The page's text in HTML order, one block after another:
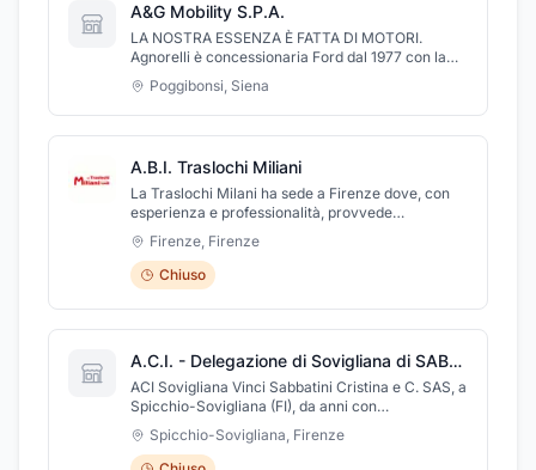
A&G Mobility S.P.A.
LA NOSTRA ESSENZA È FATTA DI MOTORI.
Agnorelli è concessionaria Ford dal 1977 con la
vendita di vetture, veicoli commerciali e reparto
assistenza. E' presente nel territorio con questi
servizi nelle sedi di Poggibonsi, Siena e Grosseto.
La famiglia Agnorelli ha continuato la tradizione
Gabriele che, sotto la A&G Mobility, proseguono il
percorso con Ford. Grazie alla squadra dei suoi
collaboratori, l'azienda ha acquisito nel tempo la
Poggibonsi, Siena
A.B.I. Traslochi Miliani
La Traslochi Milani ha sede a Firenze dove, con
esperienza e professionalità, provvede
all'organizzazione di traslochi di civili abitazioni e
uffici. La ditta, dotata di autoscale per traslochi e
scale aeree, mette a vostra disposizione servizi di
deposito e custodia mobili, di smontaggio e
rimontaggio degli stessi ed è in grado di effettuare
traslochi in tutto il mondo, grazie ad accordi con
Firenze, Firenze
Chiuso
A.C.I. - Delegazione di Sovigliana di SABBATINI CRISTINA E C. S.A.S.
ACI Sovigliana Vinci Sabbatini Cristina e C. SAS, a
Spicchio-Sovigliana (FI), da anni con
professionalità ed efficienza, offre alla clientela
tutti i servizi relativi alle pratiche
automobilistiche. Presso l'agenzia potrete
Spicchio-Sovigliana, Firenze